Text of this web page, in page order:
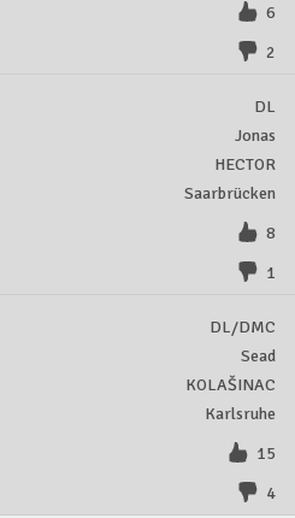
6
2
DL
Jonas
HECTOR
Saarbrücken
8
1
DL/DMC
Sead
KOLAŠINAC
Karlsruhe
15
4